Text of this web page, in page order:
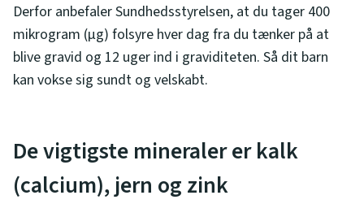
Derfor anbefaler Sundhedsstyrelsen, at du tager 400
mikrogram (µg) folsyre hver dag fra du tænker på at
blive gravid og 12 uger ind i graviditeten. Så dit barn
kan vokse sig sundt og velskabt.
De vigtigste mineraler er kalk
(calcium), jern og zink